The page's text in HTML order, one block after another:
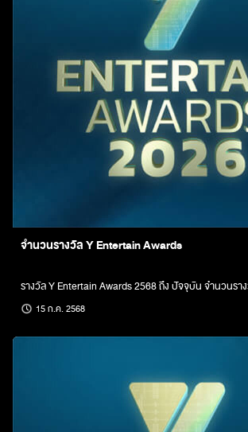
จำนวนรางวัล Y Entertain Awards
15 ก.ค. 2568